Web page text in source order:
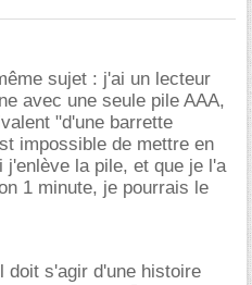
sujet : j'ai un lecteur
avec une seule pile AAA,
"d'une barrette
impossible de mettre en
la pile, et que je l'a
1 minute, je pourrais le
doit s'agir d'une histoire